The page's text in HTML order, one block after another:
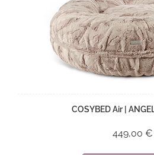
COSYBED Air |
449,00 €